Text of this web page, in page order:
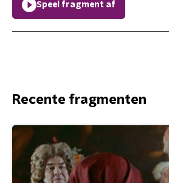
Speel fragment af
Recente fragmenten